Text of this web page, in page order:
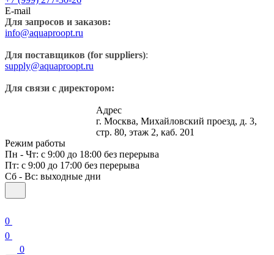
E-mail
Для запросов и заказов:
info@aquaproopt.ru
Для поставщиков (for suppliers):
supply@aquaproopt.ru
Для связи с директором:
Адрес
г. Москва, Михайловский проезд, д. 3,
стр. 80, этаж 2, каб. 201
Режим работы
Пн - Чт: с 9:00 до 18:00 без перерыва
Пт: с 9:00 до 17:00 без перерыва
Сб - Вс: выходные дни
0
0
0